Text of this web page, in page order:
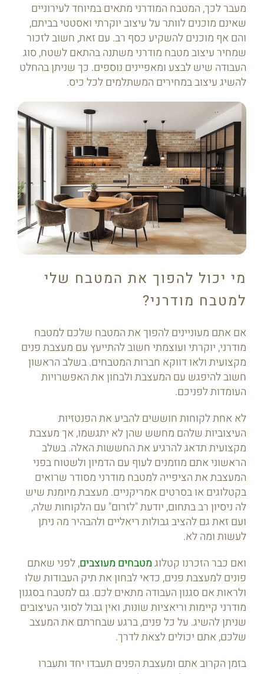
מעבר לכך, המטבח המודרני מתאים במיוחד לעירוניים
שאינם מוכנים לוותר על עיצוב יוקרתי ואסטטי בביתם,
והם אף מוכנים להשקיע כסף רב. עם זאת, חשוב לזכור
שמחיר עיצוב מטבח מודרני משתנה בהתאם לשטח, סוג
העבודה שיש לבצע ומאפיינים נוספים. כך שניתן בהחלט
להשיג עיצוב במחירים המשתלמים לכל כיס.
מי יכול להפוך את המטבח שלי
למטבח מודרני?
אם אתם מעוניינים להפוך את המטבח שלכם למטבח
מודרני, יוקרתי ועוצמתי חשוב להתייעץ עם מעצבת פנים
מקצועית ולאו דווקא חברות המטבחים. בשלב הראשון
חשוב להיפגש עם המעצבת ולבחון את האפשרויות
העומדות לפניכם.
לא אחת לקוחות חוששים להביע את הפנטזיות
העיצוביות שלהם מחשש שהן לא יתגשמו, אך מעצבת
מקצועית תדאג להרגיע את החששות האלה. בשלב
הראשוני אתם מוזמנים לעוף עם הדמיון ולשטוח בפני
המעצבת את הציפייה למטבח מודרני מסודר שרואים
בקטלוגים או בסרטים אמריקניים. מעצבת מיומנת שיש
לה ניסיון רב בתחום, יודעת "לזרום" עם הלקוחות שלה,
ועם זאת גם להציב גבולות ריאליים ולהבהיר מה ניתן
לעשות ומה לא.
ואם כבר הזכרנו קטלוגמטבחים מעוצבים, לפני שאתם
פונים למעצבת פנים, כדאי לבחון את תיק העבודות שלו
ולראות אם סגנון העבודה מתאים לכם. גם למטבח בסגנון
מודרני קיימות וריאציות שונות, ואין גבול לסוגי העיצובים
שניתן להשיג. על כל פנים, ברגע שבחרתם את המעצב
שלכם, אתם יכולים לצאת לדרך.
בזמן הקרוב אתם ומעצבת הפנים תעבדו יחד ותעברו